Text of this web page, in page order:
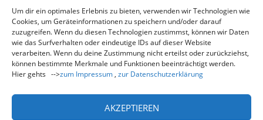
Um dir ein optimales Erlebnis zu bieten, verwenden wir Technologien wie
Cookies, um Geräteinformationen zu speichern und/oder darauf
zuzugreifen. Wenn du diesen Technologien zustimmst, können wir Daten
wie das Surfverhalten oder eindeutige IDs auf dieser Website
verarbeiten. Wenn du deine Zustimmung nicht erteilst oder zurückziehst,
können bestimmte Merkmale und Funktionen beeinträchtigt werden.
Hier gehts -->zum Impressum , zur Datenschutzerklärung
AKZEPTIEREN
,Gebetskarten, Lady-Nada-
Karten,Lichtbotschaften,
Pflanzenbotschaften,St.Germain-Karten,
Vertrauensstäbchen, Kraftkarten,
Impulskarten,Umwandlungskarten,
Nacht-Karten,All-In All-Karten(eine
Zufallskarte aus allen Kartenstapeln